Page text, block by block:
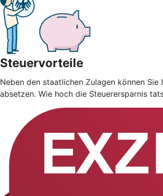
Steuervorteile
Neben den staatlichen Zulagen können
absetzen. Wie hoch die Steuerersparnis